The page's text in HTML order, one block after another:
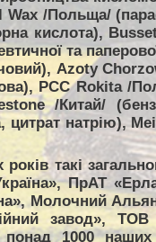
/Польща/
кислота),
та
Azoty
PCC Rokita /
/Китай/
натрію),
такі
ПрАТ
Молочний
завод»,
1000 наших